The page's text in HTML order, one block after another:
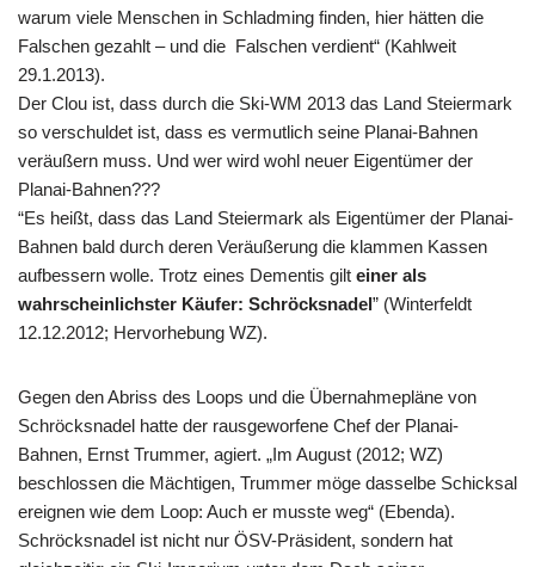
warum viele Menschen in Schladming finden, hier hätten die
Falschen gezahlt – und die Falschen verdient“ (Kahlweit
29.1.2013).
Der Clou ist, dass durch die Ski-WM 2013 das Land Steiermark
so verschuldet ist, dass es vermutlich seine Planai-Bahnen
veräußern muss. Und wer wird wohl neuer Eigentümer der
Planai-Bahnen???
“Es heißt, dass das Land Steiermark als Eigentümer der Planai-
Bahnen bald durch deren Veräußerung die klammen Kassen
aufbessern wolle. Trotz eines Dementis gilt einer als
wahrscheinlichster Käufer: Schröcksnadel” (Winterfeldt
12.12.2012; Hervorhebung WZ).
Gegen den Abriss des Loops und die Übernahmepläne von
Schröcksnadel hatte der rausgeworfene Chef der Planai-
Bahnen, Ernst Trummer, agiert. „Im August (2012; WZ)
beschlossen die Mächtigen, Trummer möge dasselbe Schicksal
ereignen wie dem Loop: Auch er musste weg“ (Ebenda).
Schröcksnadel ist nicht nur ÖSV-Präsident, sondern hat